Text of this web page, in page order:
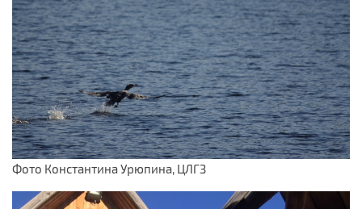
Фото Константина Урюпина, ЦЛГЗ